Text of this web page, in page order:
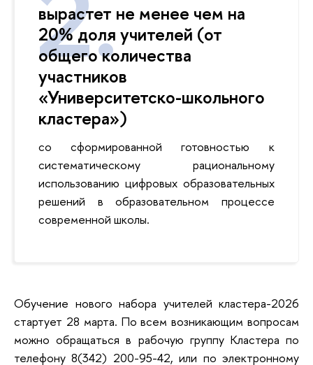
вырастет не менее чем на
20% доля учителей (от
общего количества
участников
«Университетско-школьного
кластера»)
со сформированной готовностью к
систематическому рациональному
использованию цифровых образовательных
решений в образовательном процессе
современной школы.
Обучение нового набора учителей кластера-2026
стартует 28 марта. По всем возникающим вопросам
можно обращаться в рабочую группу Кластера по
телефону 8(342) 200-95-42, или по электронному